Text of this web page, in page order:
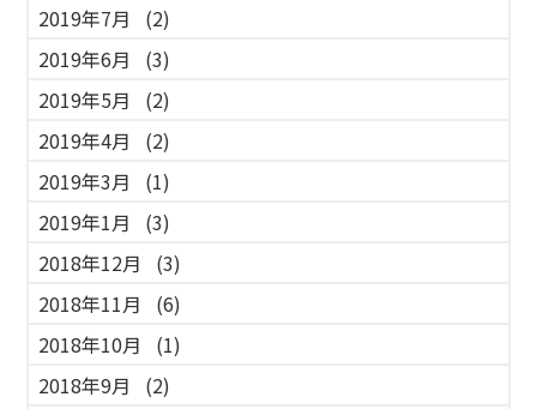
2019年7月
(2)
2019年6月
(3)
2019年5月
(2)
2019年4月
(2)
2019年3月
(1)
2019年1月
(3)
2018年12月
(3)
2018年11月
(6)
2018年10月
(1)
2018年9月
(2)